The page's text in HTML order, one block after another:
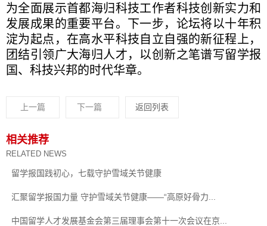
为全面展示首都海归科技工作者科技创新实力和
发展成果的重要平台。下一步，论坛将以十年积
淀为起点，在高水平科技自立自强的新征程上，
团结引领广大海归人才，以创新之笔谱写留学报
国、科技兴邦的时代华章。
上一篇 下一篇 返回列表
相关推荐
RELATED NEWS
留学报国践初心，七载守护雪域关节健康
汇聚留学报国力量 守护雪域关节健康——“高原好骨力...
中国留学人才发展基金会第三届理事会第十一次会议在京...